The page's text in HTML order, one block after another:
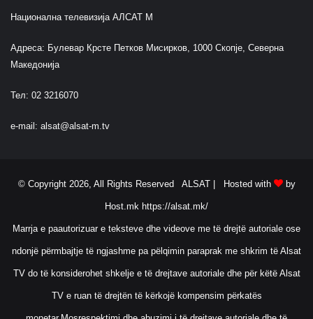
Национална телевизија АЛСАТ М
Адреса: Булевар Крсте Петков Мисирков, 1000 Скопје, Северна
Македонија
Тел: 02 3216070
e-mail: alsat@alsat-m.tv
© Copyright 2026, All Rights Reserved ALSAT | Hosted with by
Host.mk https://alsat.mk/
Marrja e paautorizuar e teksteve dhe videove me të drejtë autoriale ose
ndonjë përmbajtje të ngjashme pa pëlqimin paraprak me shkrim të Alsat
TV do të konsiderohet shkelje e të drejtave autoriale dhe për këtë Alsat
TV e ruan të drejtën të kërkojë kompensim përkatës